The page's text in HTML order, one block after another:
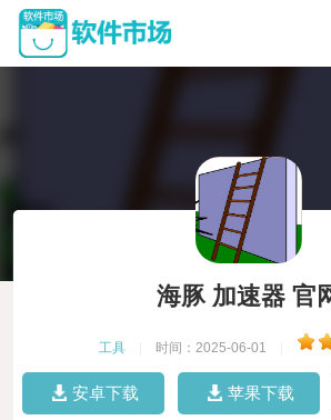
海豚 加速器 官
工具 时间：2025-06-01
安卓下载 苹果下载